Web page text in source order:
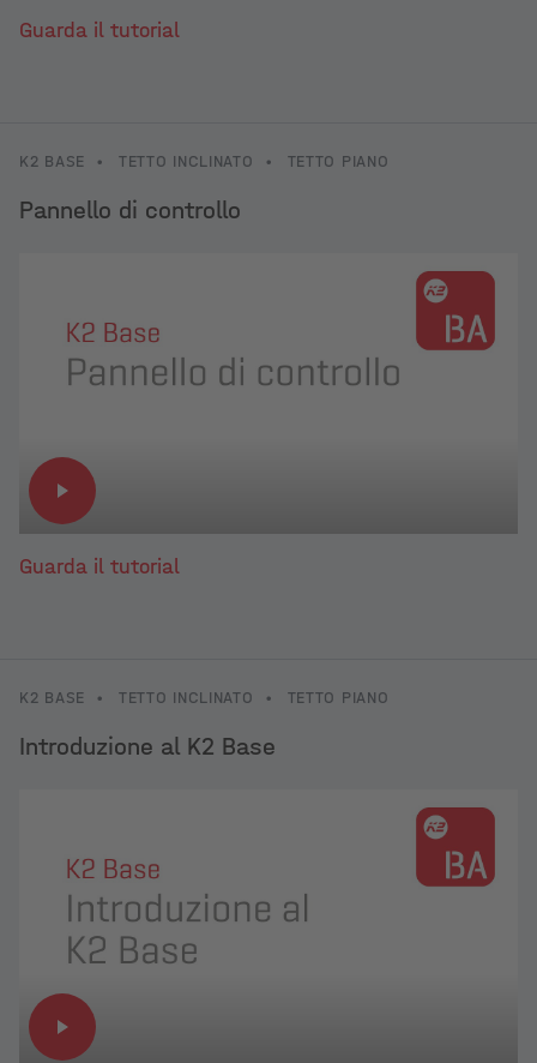
Guarda il tutorial
K2 BASE • TETTO INCLINATO • TETTO PIANO
Pannello di controllo
Guarda il tutorial
K2 BASE • TETTO INCLINATO • TETTO PIANO
Introduzione al K2 Base